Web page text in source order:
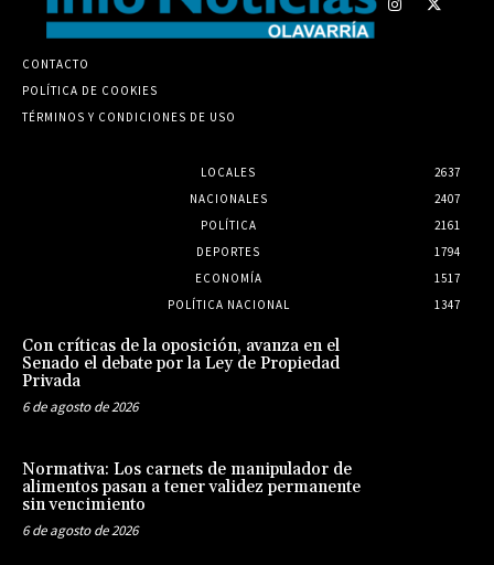
CONTACTO
POLÍTICA DE COOKIES
TÉRMINOS Y CONDICIONES DE USO
LOCALES
2637
NACIONALES
2407
POLÍTICA
2161
DEPORTES
1794
ECONOMÍA
1517
POLÍTICA NACIONAL
1347
Con críticas de la oposición, avanza en el
Senado el debate por la Ley de Propiedad
Privada
6 de agosto de 2026
Normativa: Los carnets de manipulador de
alimentos pasan a tener validez permanente
sin vencimiento
6 de agosto de 2026